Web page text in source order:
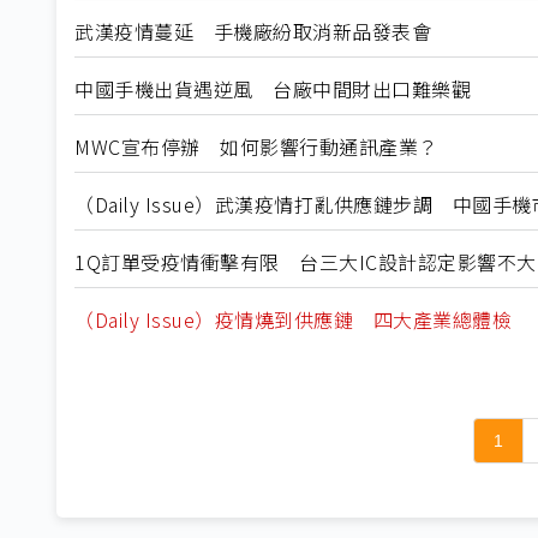
武漢疫情蔓延 手機廠紛取消新品發表會
中國手機出貨遇逆風 台廠中間財出口難樂觀
MWC宣布停辦 如何影響行動通訊產業？
（Daily Issue）武漢疫情打亂供應鏈步調 中國手機
1Q訂單受疫情衝擊有限 台三大IC設計認定影響不大
（Daily Issue）疫情燒到供應鏈 四大產業總體檢
1